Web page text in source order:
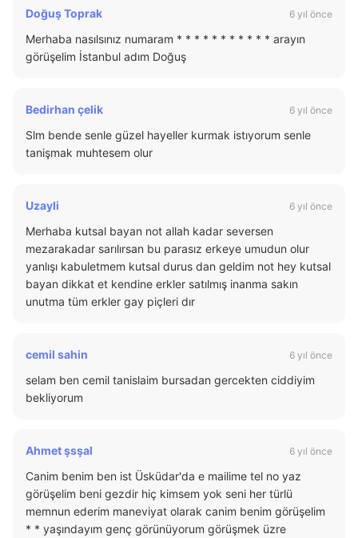
Doğuş Toprak 6 yıl önce
Merhaba nasılsınız numaram * * * * * * * * * * * arayın
görüşelim İstanbul adım Doğuş
Bedirhan çelik 6 yıl önce
Slm bende senle güzel hayeller kurmak istıyorum senle
tanişmak muhtesem olur
Uzayli 6 yıl önce
Merhaba kutsal bayan not allah kadar seversen
mezarakadar sarılırsan bu parasız erkeye umudun olur
yanlışı kabuletmem kutsal durus dan geldim not hey kutsal
bayan dikkat et kendine erkler satılmış inanma sakın
unutma tüm erkler gay piçleri dır
cemil sahin 6 yıl önce
selam ben cemil tanislaim bursadan gercekten ciddiyim
bekliyorum
Ahmet şsşal 6 yıl önce
Canim benim ben ist Üsküdar'da e mailime tel no yaz
görüşelim beni gezdir hiç kimsem yok seni her türlü
memnun ederim maneviyat olarak canim benim görüşelim
* * yaşındayım genç görünüyorum görüşmek üzre